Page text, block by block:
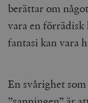
berättar om
vara en förrädisk
fantasi kan vara
En svårighet